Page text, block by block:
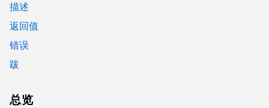
描述
返回值
错误
跋
总览